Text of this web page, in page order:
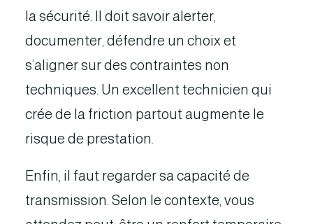
la sécurité. Il doit savoir alerter,
documenter, défendre un choix et
s’aligner sur des contraintes non
techniques. Un excellent technicien qui
crée de la friction partout augmente le
risque de prestation.
Enfin, il faut regarder sa capacité de
transmission. Selon le contexte, vous